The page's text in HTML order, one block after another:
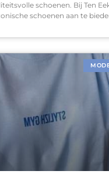
schoenen. Bij Ten
schoenen aan te